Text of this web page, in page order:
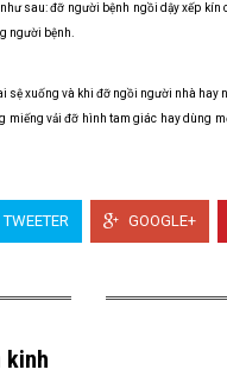
sau: đỡ người bệnh ngồi dậy xếp
người bệnh.
xuống và khi đỡ ngồi người nhà hay
miếng vải đỡ hình tam giác hay dùng
TWEETER GOOGLE+
kinh